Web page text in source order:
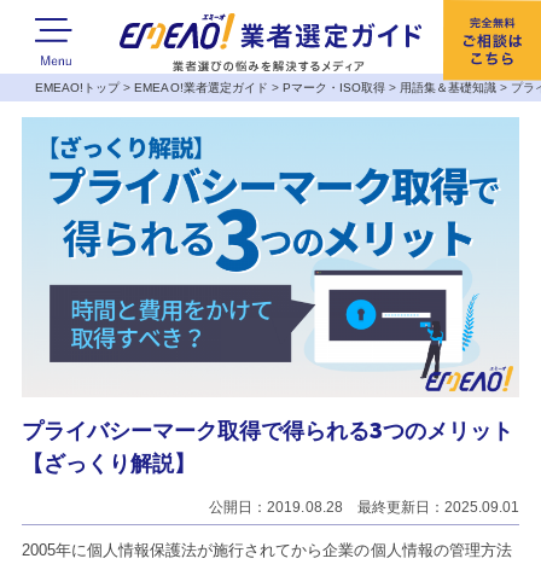
EMEAO!トップ>EMEAO!業者選定ガイド > Pマーク・ISO取得 > 用語集＆基礎知識 > プラ
プライバシーマーク取得で得られる3つのメリット
【ざっくり解説】
公開日：2019.08.28 最終更新日：2025.09.01
2005年に個人情報保護法が施行されてから企業の個人情報の管理方法